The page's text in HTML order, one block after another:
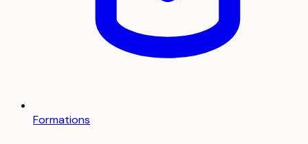
Formations